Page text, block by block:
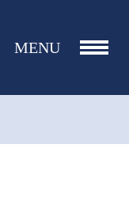
MENU